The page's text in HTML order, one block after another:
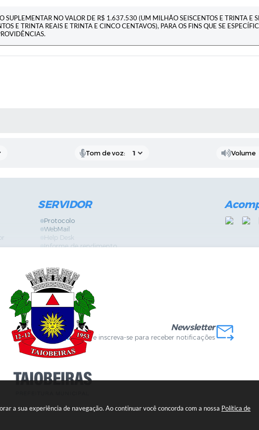
a sua experiência de navegação. Ao continuar você concorda com a nossa Política de
SUPLEMENTAR NO VALOR DE R$ 1.637.530 (UM MILHÃO SEISCENTOS E TRINTA E
E TRINTA REAIS E TRINTA E CINCO CENTAVOS), PARA OS FINS QUE SE
Tom de voz: Volume
SERVIDOR
Protocolo
WebMail
Help Desk
Informe de rendimento
GPI
Diário Oficial
Fale com RH
SGDI - Sistema de Gerência de Demandas Internas
Concurso Público e Processo Seletivo
Portal da Atenção Primaria
Newsletter
Clique aquie inscreva-se para receber notificações